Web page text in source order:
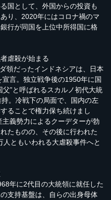
国として、外国からの投資も
り、2020年にはコロナ禍のマ
行が同国を上位中所得国に格
虐殺が始まる
領だったインドネシアは、日本
言。独立戦争後の1950年に国
”と呼ばれるスカルノ初代大統
。冷戦下の局面で、国内の左
ることで権力保ち続けまし
義勢力によるクーデターが勃
たものの、その後に行われた
人ともいわれる大虐殺事件へと
年に2代目の大統領に就任した
支持基盤は、自らの出身母体